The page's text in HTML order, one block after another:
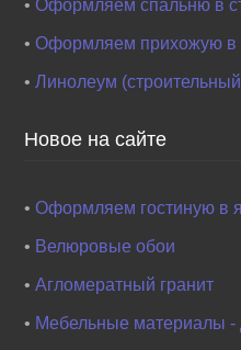
•Оформляем спальню в
•Оформляем прихожую в
•Линолеум
Новое на сайте
•Оформляем гостиную в
• Велюровые обои
•Агломератный гранит
• Мебельные